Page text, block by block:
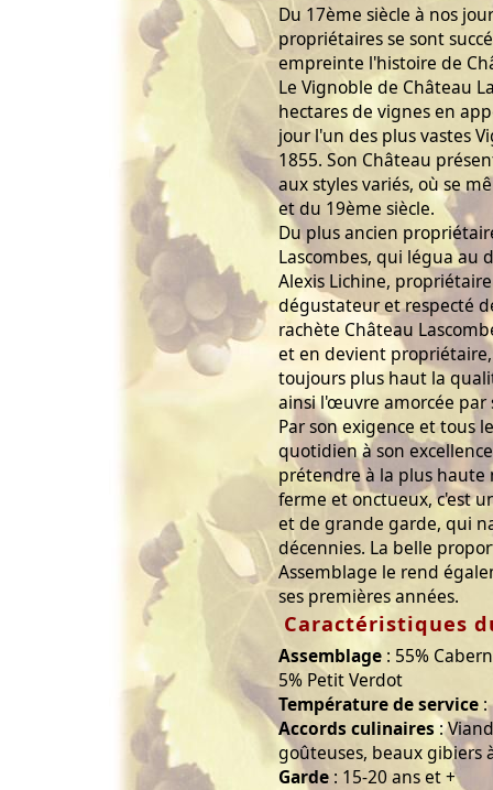
Du 17ème siècle à nos
propriétaires se sont
empreinte l'histoire de
Le Vignoble de Château
hectares de vignes en
jour l'un des plus vastes
1855. Son Château
aux styles variés, où se
et du 19ème siècle.
Du plus ancien
Lascombes, qui légua au
Alexis Lichine,
dégustateur et respecté
rachète Château
et en devient
toujours plus haut la
ainsi l'œuvre amorcée par
Par son exigence et tous
quotidien à son
prétendre à la plus haute
ferme et onctueux, c'est
et de grande garde, qui
décennies. La belle
Assemblage le rend
ses premières années.
Caractéristiques
Assemblage : 55%
5% Petit Verdot
Température de service :
Accords culinaires:
goûteuses, beaux gibiers
Garde : 15-20 ans et +